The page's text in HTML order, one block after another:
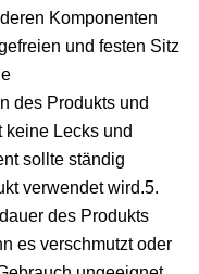
Komponenten
und festen Sitz
des Produkts und
keine Lecks und
sollte ständig
verwendet wird.5.
des Produkts
es verschmutzt oder